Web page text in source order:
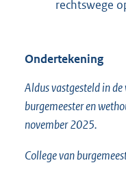
rechtswege
Ondertekening
Aldus vastgesteld in
burgemeester en
november 2025.
College van